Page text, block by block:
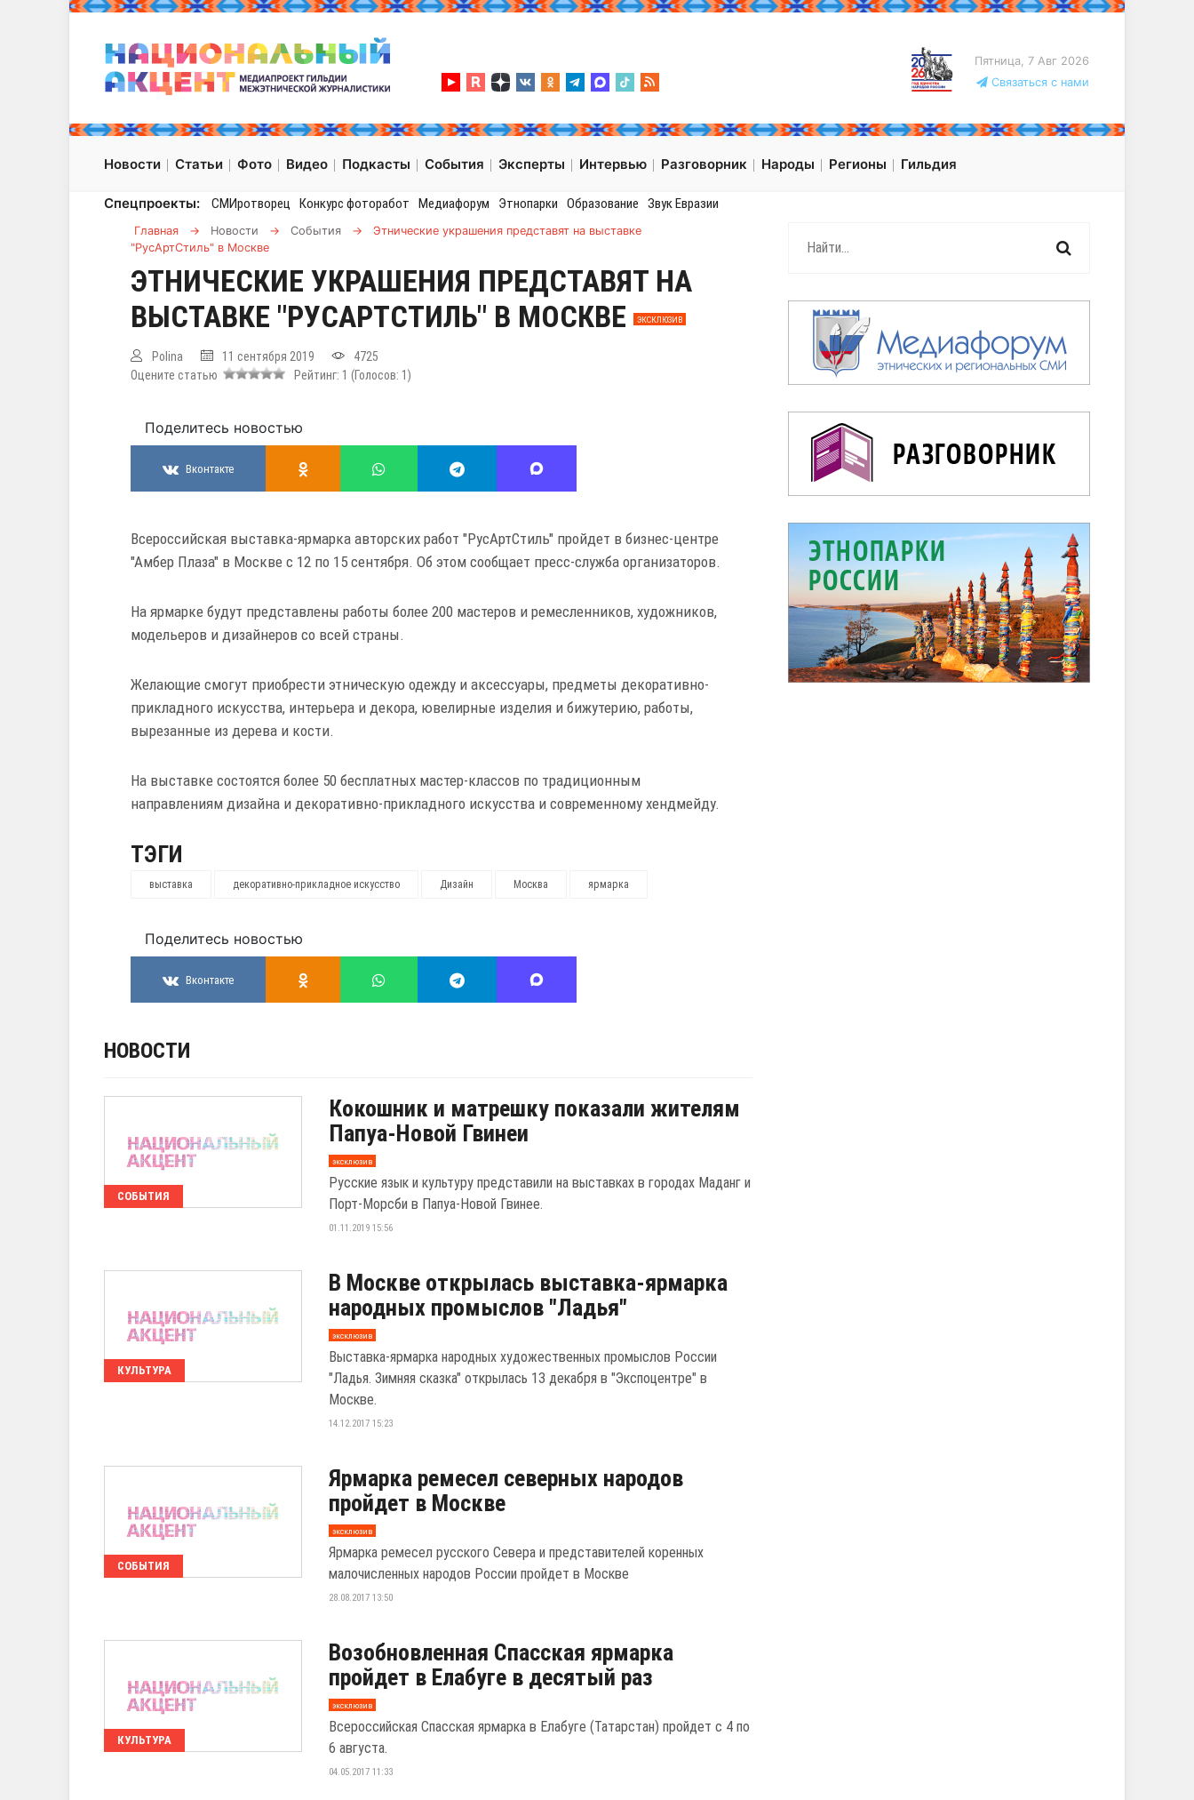
Пятница, 7 Авг 2026
Связаться с нами
Новости Статьи Фото Видео Подкасты События Эксперты Интервью Разговорник Народы Регионы Гильдия
Спецпроекты: СМИротворец Конкурс фоторабот Медиафорум Этнопарки Образование Звук Евразии
Главная → Новости → События →
Этнические украшения представят на выставке
"РусАртСтиль" в Москве
ЭТНИЧЕСКИЕ УКРАШЕНИЯ ПРЕДСТАВЯТ НА
ВЫСТАВКЕ "РУСАРТСТИЛЬ" В МОСКВЕ
ЭКСКЛЮЗИВ
Polina 11 сентября 2019
4725
Оцените статью
Рейтинг: 1 (Голосов: 1 )
Поделитесь новостью
Вконтакте
Всероссийская выставка-ярмарка авторских работ "РусАртСтиль" пройдет в бизнес-центре
"Амбер Плаза" в Москве с 12 по 15 сентября. Об этом сообщает пресс-служба организаторов.
На ярмарке будут представлены работы более 200 мастеров и ремесленников, художников,
модельеров и дизайнеров со всей страны.
Желающие смогут приобрести этническую одежду и аксессуары, предметы декоративно-
прикладного искусства, интерьера и декора, ювелирные изделия и бижутерию, работы,
вырезанные из дерева и кости.
На выставке состоятся более 50 бесплатных мастер-классов по традиционным
направлениям дизайна и декоративно-прикладного искусства и современному хендмейду.
ТЭГИ
выставка декоративно-прикладное искусство Дизайн Москва ярмарка
Поделитесь новостью
Вконтакте
НОВОСТИ
СОБЫТИЯ
Кокошник и матрешку показали жителям
Папуа-Новой Гвинеи
эксклюзив
Русские язык и культуру представили на выставках в городах Маданг и
Порт-Морсби в Папуа-Новой Гвинее.
01.11.2019 15:56
КУЛЬТУРА
В Москве открылась выставка-ярмарка
народных промыслов "Ладья"
эксклюзив
Выставка-ярмарка народных художественных промыслов России
"Ладья. Зимняя сказка" открылась 13 декабря в "Экспоцентре" в
Москве.
14.12.2017 15:23
СОБЫТИЯ
Ярмарка ремесел северных народов
пройдет в Москве
эксклюзив
Ярмарка ремесел русского Севера и представителей коренных
малочисленных народов России пройдет в Москве
28.08.2017 13:50
КУЛЬТУРА
Возобновленная Спасская ярмарка
пройдет в Елабуге в десятый раз
эксклюзив
Всероссийская Спасская ярмарка в Елабуге (Татарстан) пройдет с 4 по
6 августа.
04.05.2017 11:33